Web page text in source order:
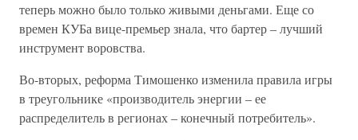
теперь можно было только живыми деньгами. Еще со
времен КУБа вице-премьер знала, что бартер – лучший
инструмент воровства.
Во-вторых, реформа Тимошенко изменила правила игры
в треугольнике «производитель энергии – ее
распределитель в регионах – конечный потребитель».